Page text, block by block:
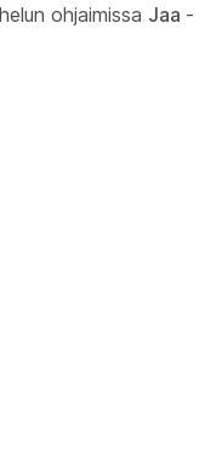
ohjaimissa Jaa -